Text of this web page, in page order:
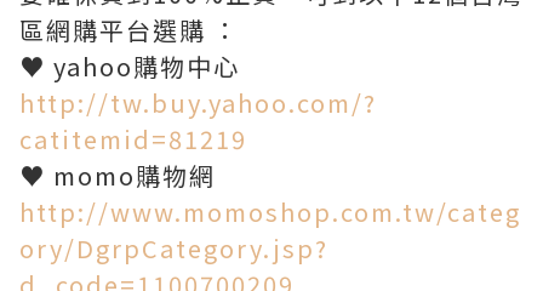
區網購平台選購 ：
♥ yahoo購物中心
http://tw.buy.yahoo.com/?
catitemid=81219
♥ momo購物網
http://www.momoshop.com.tw/categ
ory/DgrpCategory.jsp?
d_code=1100700209